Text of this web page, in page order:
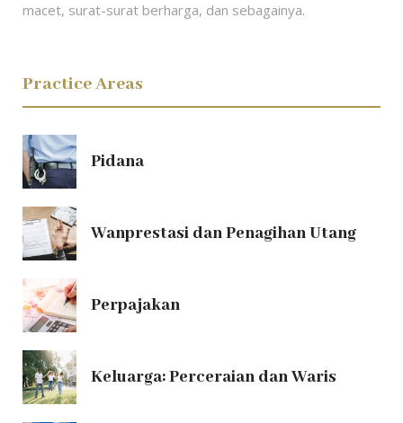
macet, surat-surat berharga, dan sebagainya.
Practice Areas
Pidana
Wanprestasi dan Penagihan Utang
Perpajakan
Keluarga: Perceraian dan Waris